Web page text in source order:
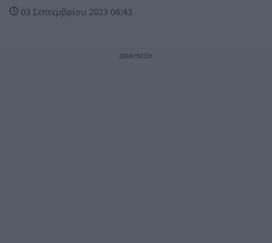
03 Σεπτεμβρίου 2023 06:43